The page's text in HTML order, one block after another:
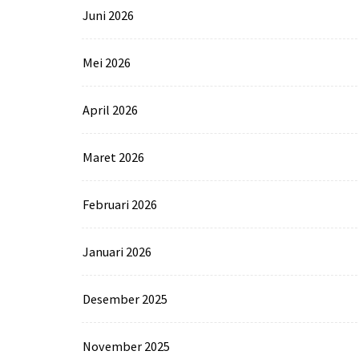
Juni 2026
Mei 2026
April 2026
Maret 2026
Februari 2026
Januari 2026
Desember 2025
November 2025